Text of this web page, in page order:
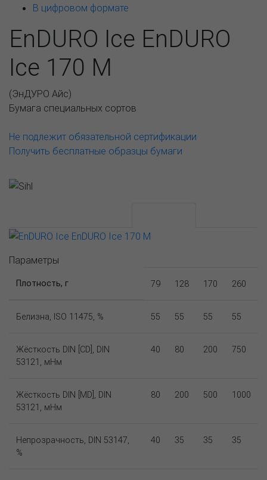
В цифровом формате
EnDURO Ice EnDURO
Ice 170 M
(ЭнДУРО Айс)
Бумага специальных сортов
Не подлежит обязательной сертификации
Получить бесплатные образцы бумаги
Параметры
Плотность, г 79 128 170 260
Белизна, ISO 11475, % 55 55 55 55
Жёсткость DIN [CD], DIN
53121, мНм
40 80 200 750
Жёсткость DIN [MD], DIN
53121, мНм
80 200 500 1000
Непрозрачность, DIN 53147,
%
40 35 35 35